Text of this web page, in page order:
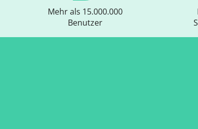
Mehr als 15.000.000
Benutzer